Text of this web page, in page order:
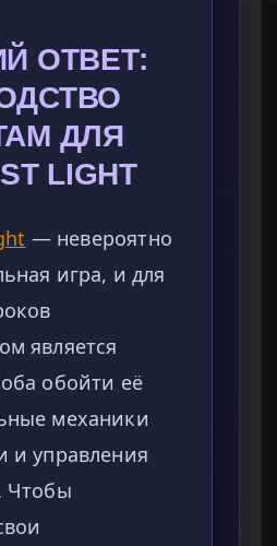
ОТВЕТ:
ДЛЯ
LIGHT
— невероятно
игра, и для
является
обойти её
механики
и управления
Чтобы